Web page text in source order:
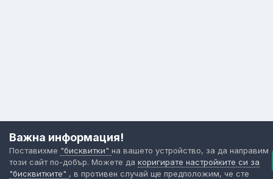
Важна информация!
Поставихме "бисквитки" на вашето устройство, за да направим
този сайт по-добър. Можете да коригирате настройките си за
"бисквитките" , в противен случай ще предположим, че сте